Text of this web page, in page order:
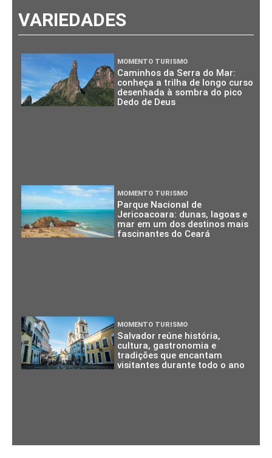
VARIEDADES
MOMENTO TURISMO
Caminhos da Serra do Mar:
conheça a trilha de longo curso
desenhada à sombra do pico
Dedo de Deus
MOMENTO TURISMO
Parque Nacional de
Jericoacoara: dunas, lagoas e
mar em um dos destinos mais
fascinantes do Ceará
MOMENTO TURISMO
Salvador reúne história,
cultura, gastronomia e
tradições que encantam
visitantes durante todo o ano